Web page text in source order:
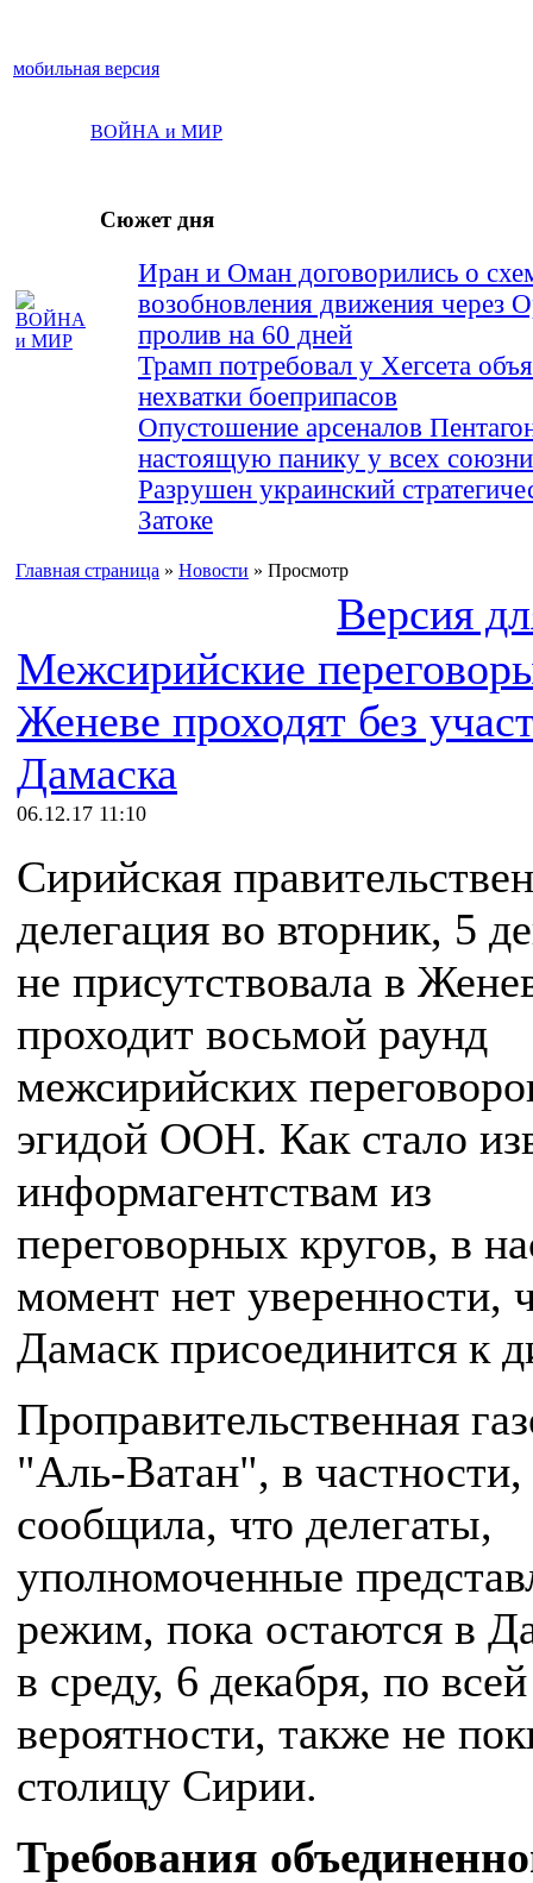
мобильная версия
ВОЙНА и МИР
Сюжет дня
Иран и Оман договорились о
возобновления движения через
пролив на 60 дней
Трамп потребовал у Хегсета
нехватки боеприпасов
Опустошение арсеналов
настоящую панику у всех
Разрушен украинский
Затоке
Главная страница » Новости » Просмотр
Версия
Межсирийские
Женеве проходят без
Дамаска
06.12.17 11:10
Сирийская
делегация во вторник, 5
не присутствовала в
проходит восьмой раунд
межсирийских
эгидой ООН. Как стало
информагентствам из
переговорных кругов, в
момент нет уверенности,
Дамаск присоединится к
Проправительственная
"Аль-Ватан", в частности,
сообщила, что делегаты,
уполномоченные
режим, пока остаются в
в среду, 6 декабря, по всей
вероятности, также не
столицу Сирии.
Требования